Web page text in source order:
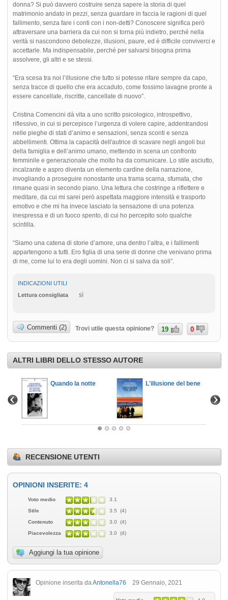
donna? Si può davvero costruire senza sapere la storia di quel
matrimonio andato in pezzi, senza guardare in faccia le ragioni di quel
fallimento, senza fare i conti con i non-detti? Conoscere significa però
attraversare una barriera da cui non si torna più indietro, perché nella
verità si nascondono debolezze, illusioni, paure, ed è difficile conviverci e
accettarle. Ma indispensabile, perché per salvarsi bisogna prima
assolvere, gli altri e se stessi.
“Era scesa tra noi l’illusione che tutto si potesse rifare sempre da capo,
senza tracce di quello che era accaduto, come fossimo lavagne pronte a
essere cancellate, riscritte, cancellate di nuovo”.
Cristina Comencini dà vita a uno scritto psicologico, introspettivo,
riflessivo, in cui si percepisce l’urgenza di volere capire, addentrandosi
nelle pieghe di stati d’animo e sensazioni, senza sconti e senza
abbellimenti. Ottima la capacità dell'autrice di scavare negli angoli bui
della famiglia e dell’animo umano, mettendo in scena un confronto
femminile e generazionale che molto ha da comunicare. Lo stile asciutto,
incalzante e aspro diventa un elemento cardine della narrazione,
invogliando a proseguire nonostante una trama scarna, sfumata, che
rimane quasi in secondo piano. Una lettura che costringe a riflettere e
meditare, da cui mi sarei però aspettata maggiore intensità e trasporto
emotivo e che mi ha invece lasciato la sensazione di una potenza
inespressa e di un fuoco spento, di cui ho percepito solo qualche
scintilla.
“Siamo una catena di storie d’amore, una dentro l’altra, e i fallimenti
appartengono a tutti. Ero figlia di una serie di donne che venivano prima
di me, come lui lo era degli uomini. Non ci si salva da soli”.
INDICAZIONI UTILI
Lettura consigliata
sì
Commenti (2) Trovi utile questa opinione? 19 0
ALTRI LIBRI DELLO STESSO AUTORE
Quando la notte L'illusione del bene
RECENSIONE UTENTI
OPINIONI INSERITE: 4
Voto medio
3.1
Stile
3.5 (4)
Contenuto
3.0 (4)
Piacevolezza
3.0 (4)
Aggiungi la tua opinione
Opinione inserita da Antonella76 29 Gennaio, 2021